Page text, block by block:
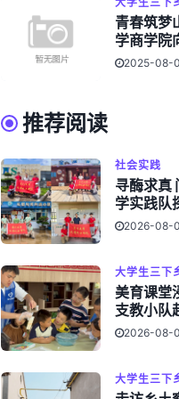
青春筑梦
学商学院
2025-08-
推荐阅读
社会实践
寻酶求
学实践队
2026-08-
大学生三下
美育课堂
支教小队
2026-08-
大学生三下